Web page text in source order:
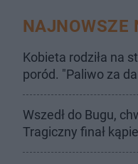
NAJNOWSZE
Kobieta rodziła na
poród. "Paliwo za
Wszedł do Bugu,
Tragiczny finał